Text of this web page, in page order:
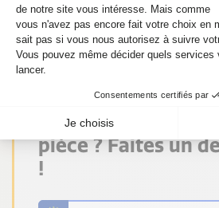
achetez-le sans hésiter sur
Vous ne trouvez
pièce ? Faites un
!